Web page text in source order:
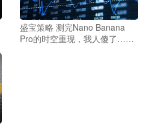
盛宝策略 测完Nano Banana
Pro的时空重现，我人傻了……